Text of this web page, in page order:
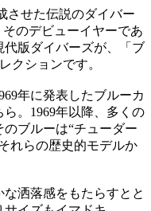
させた伝説のダイバー
のデビューイヤーであ
代版ダイバーズが、「ブ
クションです。
年に発表したブルーカ
。1969年以降、多くの
ブルーは“チューダー
れらの歴史的モデルか
洒落感をもたらすとと